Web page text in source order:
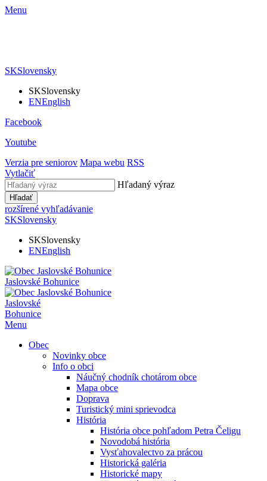
Menu
SKSlovensky
SKSlovensky
ENEnglish
Facebook
Youtube
Verzia pre seniorov Mapa webu RSS
Vytlačiť
Hľadaný výraz
Hľadať
rozšírené vyhľadávanie
SKSlovensky
SKSlovensky
ENEnglish
Jaslovské Bohunice
Jaslovské
Bohunice
Menu
Obec
Novinky obce
Info o obci
Náučný chodník chotárom obce
Mapa obce
Doprava
Turistický mini sprievodca
História
História obce pohľadom Petra Čeligu
Novodobá história
Vysťahovalectvo za prácou
Historická galéria
Historické mapy